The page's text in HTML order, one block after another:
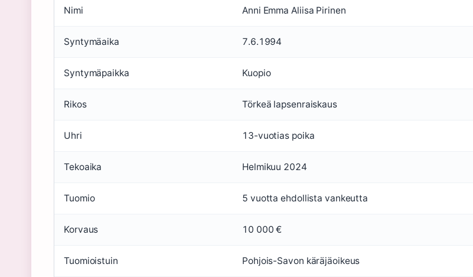
Nimi Anni Emma Aliisa Pirinen
Syntymäaika 7.6.1994
Syntymäpaikka Kuopio
Rikos Törkeä lapsenraiskaus
Uhri 13-vuotias poika
Tekoaika Helmikuu 2024
Tuomio 5 vuotta ehdollista vankeutta
Korvaus 10 000 €
Tuomioistuin Pohjois-Savon käräjäoikeus